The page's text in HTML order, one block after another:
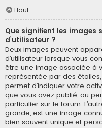
Haut
Que signifient les images
d’utilisateur ?
Deux images peuvent
d’utilisateur lorsque vous
être une image associée à
représentée par des
permet d’indiquer votre
que vous avez publié, ou
particulier sur le forum.
grande, est une image
bien souvent unique et